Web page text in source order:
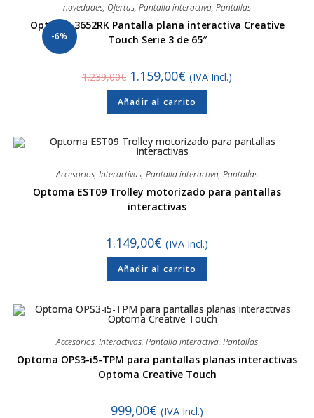
-6%
novedades, Ofertas, Pantalla interactiva, Pantallas
Optoma 3652RK Pantalla plana interactiva Creative
Touch Serie 3 de 65″
1.239,00€ 1.159,00€ (IVA Incl.)
Añadir al carrito
Accesorios, Interactivas, Pantalla interactiva, Pantallas
Optoma EST09 Trolley motorizado para pantallas
interactivas
1.149,00€ (IVA Incl.)
Añadir al carrito
Accesorios, Interactivas, Pantalla interactiva, Pantallas
Optoma OPS3-i5-TPM para pantallas planas interactivas
Optoma Creative Touch
999,00€ (IVA Incl.)